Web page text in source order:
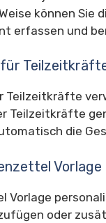
können Sie
erfassen und
für
Teilzeitkräfte
Teilzeitkräfte
die
Vorlage
oder